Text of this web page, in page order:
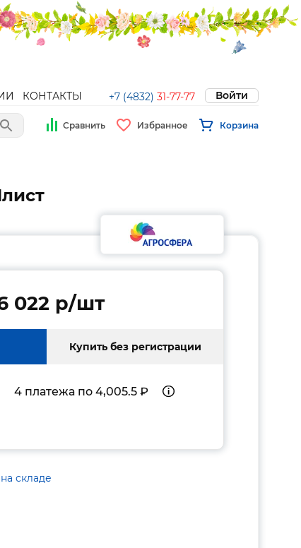
КОНТАКТЫ +7 (4832) 31-77-77 Войти
Сравнить Избранное Корзина
022 p/шт
Купить без регистрации
4 платежа по 4,005.5 ₽
складе